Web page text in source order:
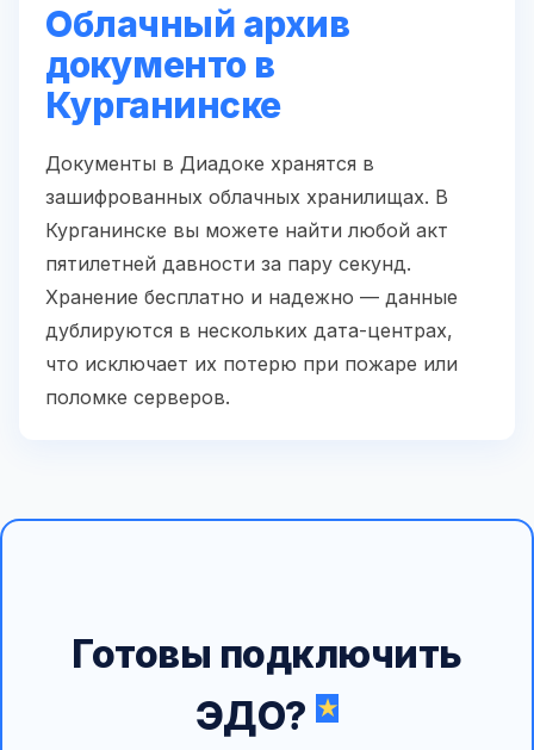
Облачный архив
документо в
Курганинске
Документы в Диадоке хранятся в
зашифрованных облачных хранилищах. В
Курганинске вы можете найти любой акт
пятилетней давности за пару секунд.
Хранение бесплатно и надежно — данные
дублируются в нескольких дата-центрах,
что исключает их потерю при пожаре или
поломке серверов.
Готовы подключить
ЭДО?